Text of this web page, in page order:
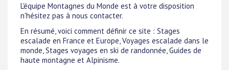
L'équipe Montagnes du Monde est à votre disposition
n'hésitez pas à nous contacter.
En résumé, voici comment définir ce site : Stages
escalade en France et Europe, Voyages escalade dans le
monde, Stages voyages en ski de randonnée, Guides de
haute montagne et Alpinisme.